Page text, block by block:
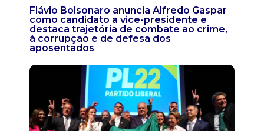
Flávio Bolsonaro anuncia Alfredo Gaspar
como candidato a vice-presidente e
destaca trajetória de combate ao crime,
à corrupção e de defesa dos
aposentados